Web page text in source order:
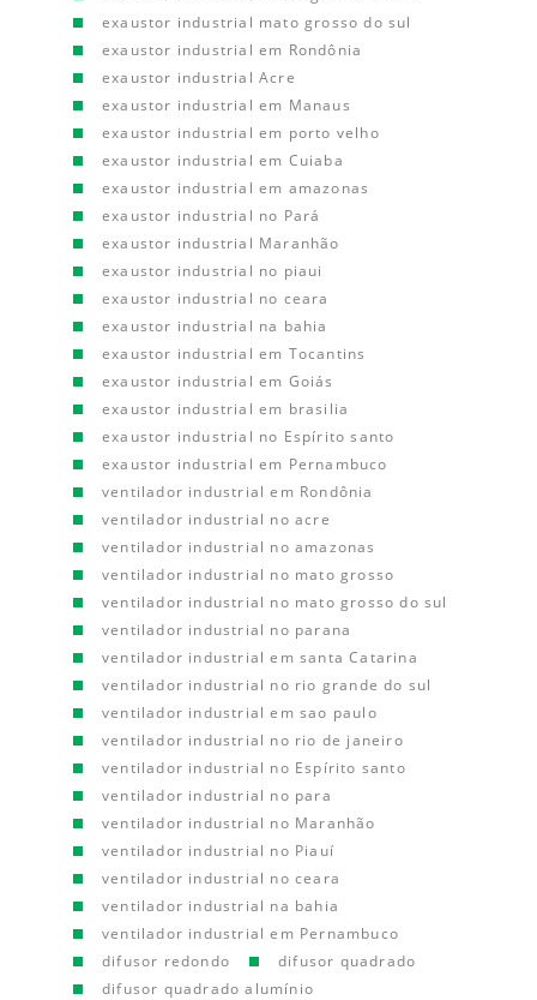
exaustor industrial mato grosso do sul
exaustor industrial em Rondônia
exaustor industrial Acre
exaustor industrial em Manaus
exaustor industrial em porto velho
exaustor industrial em Cuiaba
exaustor industrial em amazonas
exaustor industrial no Pará
exaustor industrial Maranhão
exaustor industrial no piaui
exaustor industrial no ceara
exaustor industrial na bahia
exaustor industrial em Tocantins
exaustor industrial em Goiás
exaustor industrial em brasilia
exaustor industrial no Espírito santo
exaustor industrial em Pernambuco
ventilador industrial em Rondônia
ventilador industrial no acre
ventilador industrial no amazonas
ventilador industrial no mato grosso
ventilador industrial no mato grosso do sul
ventilador industrial no parana
ventilador industrial em santa Catarina
ventilador industrial no rio grande do sul
ventilador industrial em sao paulo
ventilador industrial no rio de janeiro
ventilador industrial no Espírito santo
ventilador industrial no para
ventilador industrial no Maranhão
ventilador industrial no Piauí
ventilador industrial no ceara
ventilador industrial na bahia
ventilador industrial em Pernambuco
difusor redondo
difusor quadrado
difusor quadrado alumínio